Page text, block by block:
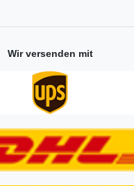
Wir versenden mit